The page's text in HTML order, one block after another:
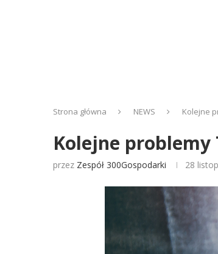
Strona główna NEWS Kolejne
Kolejne
przez Zespół 300Gospodarki 28